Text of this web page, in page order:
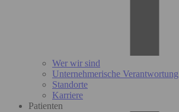
Wer wir sind
Unternehmerische Verantwortung
Standorte
Karriere
Patienten